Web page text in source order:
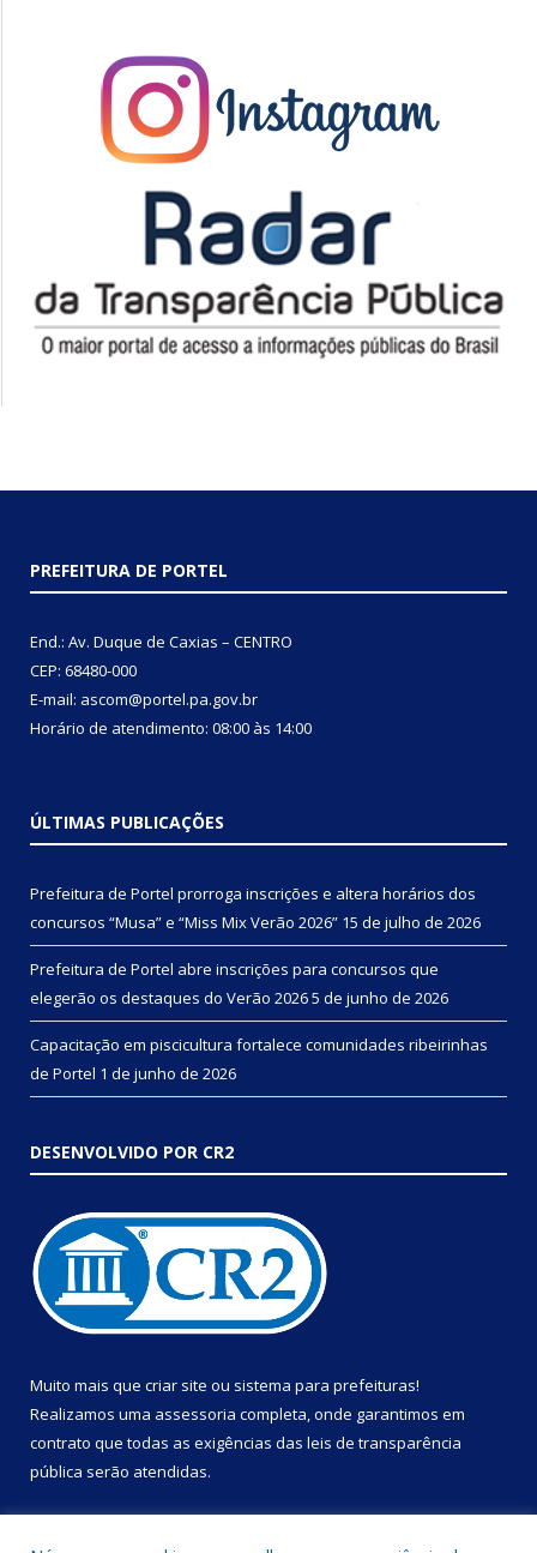
PREFEITURA DE PORTEL
End.: Av. Duque de Caxias – CENTRO
CEP: 68480-000
E-mail: ascom@portel.pa.gov.br
Horário de atendimento: 08:00 às 14:00
ÚLTIMAS PUBLICAÇÕES
Prefeitura de Portel prorroga inscrições e altera horários dos
concursos “Musa” e “Miss Mix Verão 2026” 15 de julho de 2026
Prefeitura de Portel abre inscrições para concursos que
elegerão os destaques do Verão 20265 de junho de 2026
Capacitação em piscicultura fortalece comunidades ribeirinhas
de Portel 1 de junho de 2026
DESENVOLVIDO POR CR2
Muito mais que criar site ou sistema para prefeituras!
Realizamos uma assessoria completa, onde garantimos em
contrato que todas as exigências das leis de transparência
pública serão atendidas.